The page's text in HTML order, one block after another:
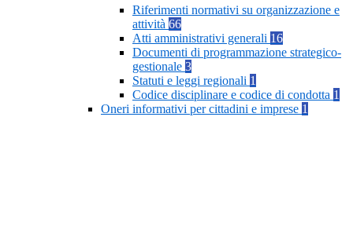
Riferimenti normativi su organizzazione e
attività 66
Atti amministrativi generali 16
Documenti di programmazione strategico-
gestionale 3
Statuti e leggi regionali 1
Codice disciplinare e codice di condotta 1
Oneri informativi per cittadini e imprese 1